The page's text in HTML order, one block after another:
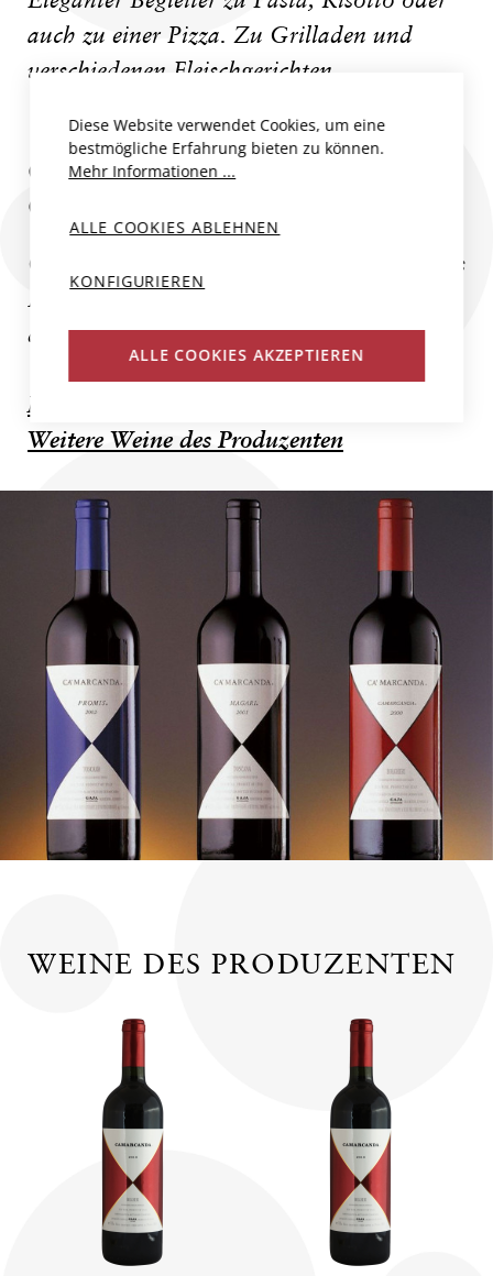
auch zu einer Pizza. Zu Grilladen und
verschiedenen Fleischgerichten.
CA`MARCANDA DI ANGELO
GAJA
Ca’ Marcanda in Bolgheri ist Angelo Gajas
Meisterwerk in der Toskana – ein Ort, an
dem große Vision auf...
Mehr zum Produzent
Weitere Weine des Produzenten
WEINE DES PRODUZENTEN
Diese Website verwendet Cookies, um eine
bestmögliche Erfahrung bieten zu können.
Mehr Informationen ...
ALLE COOKIES ABLEHNEN
KONFIGURIEREN
ALLE COOKIES AKZEPTIEREN